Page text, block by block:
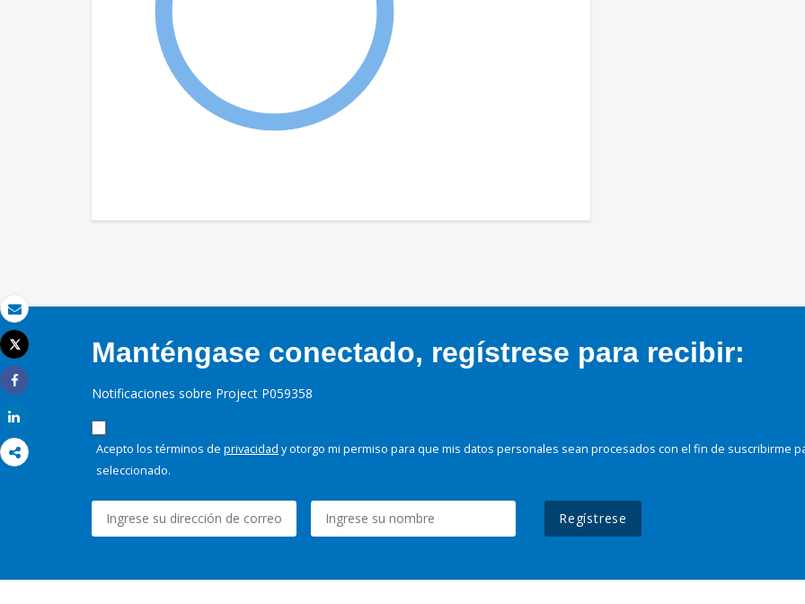
Correo electrónico
Imprimir
Tweet
Share
Manténgase conectado, regístrese para recibir:
Notificaciones sobre Project P059358
Acepto los términos de privacidad y otorgo mi permiso para que mis datos personales sean procesados con el fin de suscribirme
seleccionado.
Regístrese